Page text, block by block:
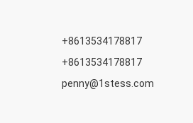
+8613534178817
+8613534178817
penny@1stess.com